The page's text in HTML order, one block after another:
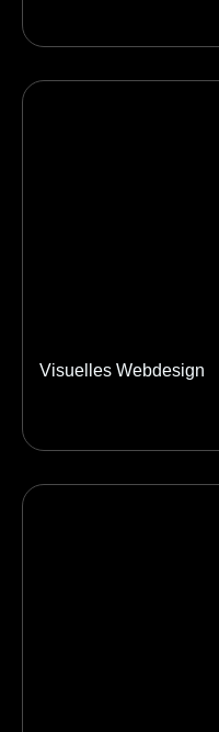
Visuelles Webdesign